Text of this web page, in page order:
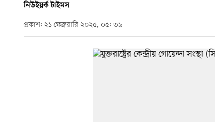
নিউইয়র্ক টাইমস
প্রকাশ: ২১ ফেব্রুয়ারি ২০২৫, ০৫: ৩৯